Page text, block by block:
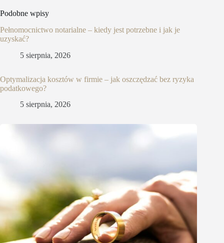
Podobne wpisy
Pełnomocnictwo notarialne – kiedy jest potrzebne i jak je
uzyskać?
5 sierpnia, 2026
Optymalizacja kosztów w firmie – jak oszczędzać bez ryzyka
podatkowego?
5 sierpnia, 2026